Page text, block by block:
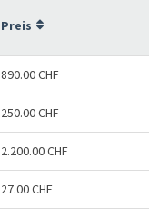
Preis
890.00 CHF
250.00 CHF
2.200.00 CHF
27.00 CHF